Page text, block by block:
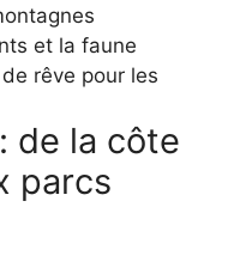
et la faune
rêve pour les
de la côte
parcs